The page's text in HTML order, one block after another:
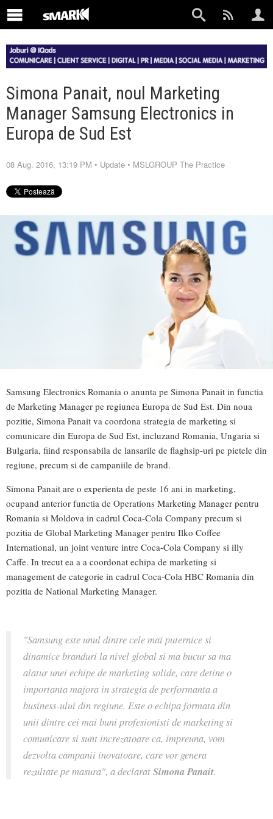
Simona Panait, noul Marketing
Manager Samsung Electronics in
Europa de Sud Est
08 Aug. 2016, 13:19 PM • Update • MSLGROUP The Practice
Samsung Electronics Romania o anunta pe Simona Panait in functia
de Marketing Manager pe regiunea Europa de Sud Est. Din noua
pozitie, Simona Panait va coordona strategia de marketing si
comunicare din Europa de Sud Est, incluzand Romania, Ungaria si
Bulgaria, fiind responsabila de lansarile de flaghsip-uri pe pietele din
regiune, precum si de campaniile de brand.
Simona Panait are o experienta de peste 16 ani in marketing,
ocupand anterior functia de Operations Marketing Manager pentru
Romania si Moldova in cadrul Coca-Cola Company precum si
pozitia de Global Marketing Manager pentru Ilko Coffee
International, un joint venture intre Coca-Cola Company si illy
Caffe. In trecut ea a a coordonat echipa de marketing si
management de categorie in cadrul Coca-Cola HBC Romania din
pozitia de National Marketing Manager.
"Samsung este unul dintre cele mai puternice si
dinamice branduri la nivel global si ma bucur sa ma
alatur unei echipe de marketing solide, care detine o
importanta majora in strategia de performanta a
business-ului din regiune. Este o echipa formata din
unii dintre cei mai buni profesionisti de marketing si
comunicare si sunt increzatoare ca, impreuna, vom
dezvolta campanii inovatoare, care vor genera
rezultate pe masura", a declaratSimona Panait.